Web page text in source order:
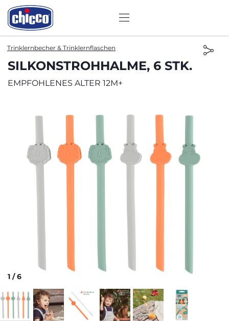
Trinklernbecher & Trinklernflaschen
SILKONSTROHHALME, 6 STK.
EMPFOHLENES ALTER 12M+
1 /6